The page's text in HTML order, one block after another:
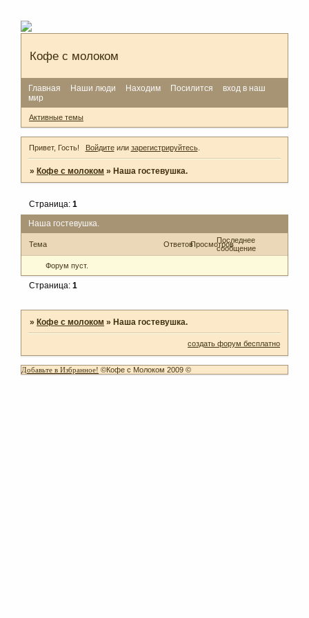
Кофе с молоком
Главная Наши люди Находим Посилится
вход в наш
мир
Активные темы
Привет, Гость! Войдитеили зарегистрируйтесь.
»Кофе с молоком »Наша гостевушка.
Наша гостевушка.
Страница:1
Тема ОтветовПросмотровПоследнее
сообщение
Форум пуст.
Страница:1
»Кофе с молоком »Наша гостевушка.
создать форум бесплатно
Добавьте в Избранное! ©Кофе с Молоком 2009 ©